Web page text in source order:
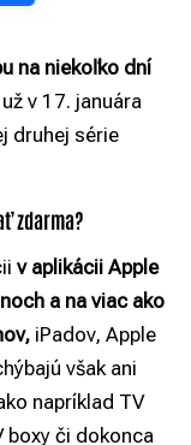
na niekoľko dní
v 17. januára
druhej série
zdarma?
v aplikácii Apple
a na viac ako
, iPadov, Apple
však ani
napríklad TV
boxy či dokonca